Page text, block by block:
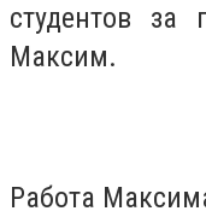
студентов за
Максим.
Работа